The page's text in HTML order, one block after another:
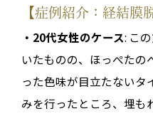
【症例紹介：経結膜
・20代女性のケース: こ
いたものの、ほっぺたの
った色味が目立たないタ
みを行ったところ、埋も